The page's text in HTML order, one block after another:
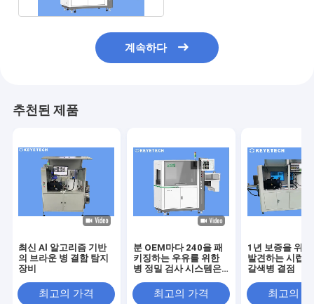
계속하다
추천된 제품
최신 Al 알고리즘 기반
의 브라운 병 결함 탐지
장비
최고의 가격
분 OEM마다 240을 패
키징하는 우유를 위한
병 정밀 검사 시스템은
최고의 가격
1년 보증을 위
발견하는 시럽
갈색병 결점
최고의